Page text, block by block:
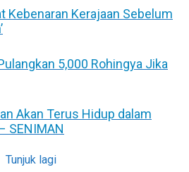
Kebenaran Kerajaan Sebelum
5,000 Rohingya Jika
Akan Terus Hidup dalam
SENIMAN
Tunjuk lagi